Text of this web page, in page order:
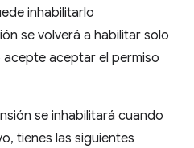
inhabilitarlo
se volverá a habilitar solo
aceptar el permiso
se inhabilitará cuando
tienes las siguientes